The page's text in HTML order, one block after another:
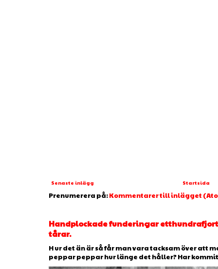
Senaste inlägg Startsida
Prenumerera på:Kommentarer till inlägget
Handplockade funderingar
tårar.
H ur det än är så får man vara tacksam över att
peppar peppar hur länge det håller? Har